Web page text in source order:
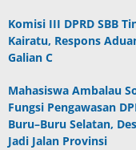
Komisi III DPRD SBB
Kairatu, Respons
Galian C
Mahasiswa Ambalau
Fungsi Pengawasan
Buru–Buru Selatan,
Jadi Jalan Provinsi